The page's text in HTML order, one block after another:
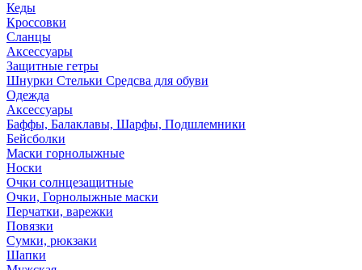
Кеды
Кроссовки
Сланцы
Аксессуары
Защитные гетры
Шнурки Стельки Средсва для обуви
Одежда
Аксессуары
Баффы, Балаклавы, Шарфы, Подшлемники
Бейсболки
Маски горнолыжные
Носки
Очки солнцезащитные
Очки, Горнолыжные маски
Перчатки, варежки
Повязки
Сумки, рюкзаки
Шапки